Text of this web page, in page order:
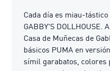
Cada día es miau-
GABBY'S DOLLHOUSE.
Casa de Muñecas de
básicos PUMA en
símil garabatos, colores